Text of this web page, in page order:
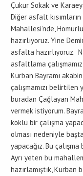
Çukur Sokak ve
Diğer asfalt kısımların
Mahallesi’nde,
hazırlıyoruz. Yine
asfalta hazırlıyoruz.
asfaltlama
Kurban Bayramı
çalışmamızı belirtilen
buradan Çağlayan
vermek istiyorum.
köklü bir çalışma
olması nedeniyle
yapacağız. Bu
Ayrı yeten bu
hazırlamıştık, Kurban